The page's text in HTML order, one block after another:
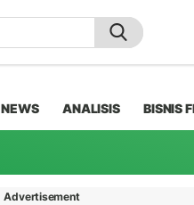
NEWS ANALISIS BISNIS
Advertisement